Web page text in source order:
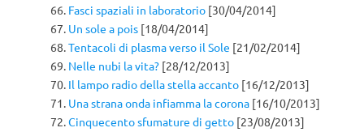
Fasci spaziali in laboratorio [30/04/2014]
Un sole a pois [18/04/2014]
Tentacoli di plasma verso il Sole [21/02/2014]
Nelle nubi la vita? [28/12/2013]
Il lampo radio della stella accanto [16/12/2013]
Una strana onda infiamma la corona [16/10/2013]
Cinquecento sfumature di getto [23/08/2013]